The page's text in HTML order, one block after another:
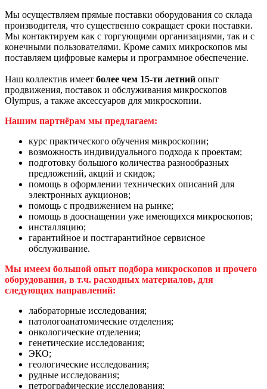
Мы осуществляем прямые поставки оборудования со склада
производителя, что существенно сокращает сроки поставки.
Мы контактируем как с торгующими организациями, так и с
конечными пользователями. Кроме самих микроскопов мы
поставляем цифровые камеры и программное обеспечение.
Наш коллектив имеет более чем 15-ти летний опыт
продвижения, поставок и обслуживания микроскопов
Olympus, а также аксессуаров для микроскопии.
Нашим партнёрам мы предлагаем:
курс практического обучения микроскопии;
возможность индивидуального подхода к проектам;
подготовку большого количества разнообразных
предложений, акций и скидок;
помощь в оформлении технических описаний для
электронных аукционов;
помощь с продвижением на рынке;
помощь в дооснащении уже имеющихся микроскопов;
инсталляцию;
гарантийное и постгарантийное сервисное
обслуживание.
Мы имеем большой опыт подбора микроскопов и прочего
оборудования, в т.ч. расходных материалов, для
следующих направлений:
лабораторные исследования;
патологоанатомические отделения;
онкологические отделения;
генетические исследования;
ЭКО;
геологические исследования;
рудные исследования;
петрографические исследования;